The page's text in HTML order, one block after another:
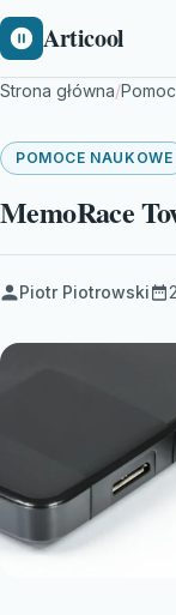
Articool
Strona główna/
POMOCE NAUKOWE
MemoRace
Piotr Piotrowski